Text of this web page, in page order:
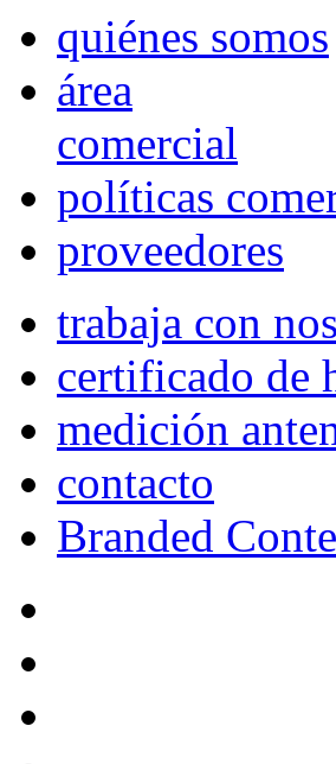
quiénes somos
área
comercial
políticas
proveedores
trabaja con
certificado de
medición
contacto
Branded